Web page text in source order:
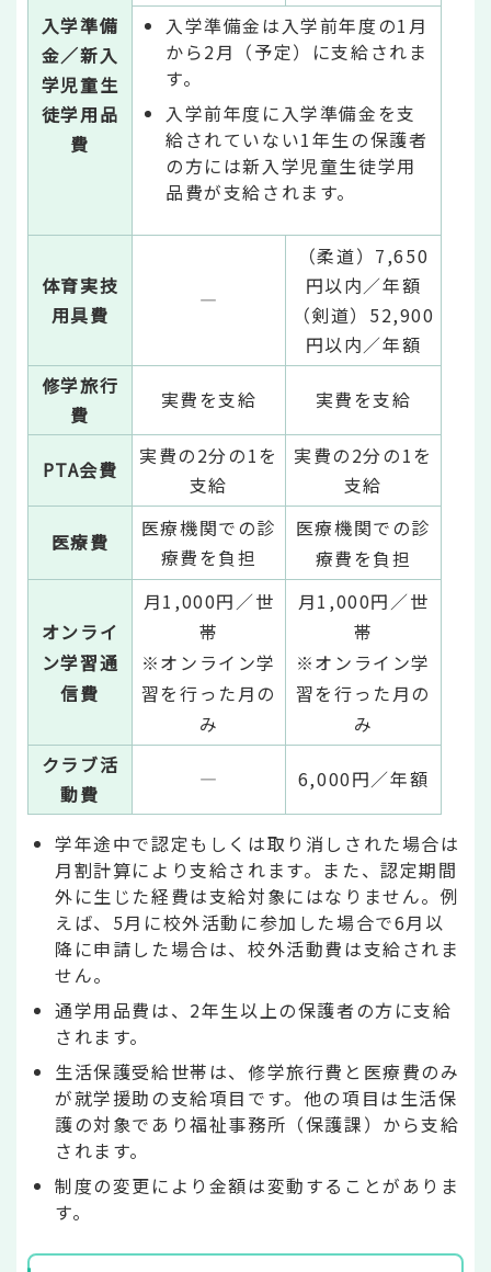
入学準備
金／新入
学児童生
徒学用品
費
入学準備金は入学前年度の1月
から2月（予定）に支給されま
す。
入学前年度に入学準備金を支
給されていない1年生の保護者
の方には新入学児童生徒学用
品費が支給されます。
体育実技
用具費
―
（柔道）7,650
円以内／年額
（剣道）52,900
円以内／年額
修学旅行
費
実費を支給 実費を支給
PTA会費
実費の2分の1を
支給
実費の2分の1を
支給
医療費
医療機関での診
療費を負担
医療機関での診
療費を負担
オンライ
ン学習通
信費
月1,000円／世
帯
※オンライン学
習を行った月の
み
月1,000円／世
帯
※オンライン学
習を行った月の
み
クラブ活
動費
― 6,000円／年額
学年途中で認定もしくは取り消しされた場合は
月割計算により支給されます。また、認定期間
外に生じた経費は支給対象にはなりません。例
えば、5月に校外活動に参加した場合で6月以
降に申請した場合は、校外活動費は支給されま
せん。
通学用品費は、2年生以上の保護者の方に支給
されます。
生活保護受給世帯は、修学旅行費と医療費のみ
が就学援助の支給項目です。他の項目は生活保
護の対象であり福祉事務所（保護課）から支給
されます。
制度の変更により金額は変動することがありま
す。